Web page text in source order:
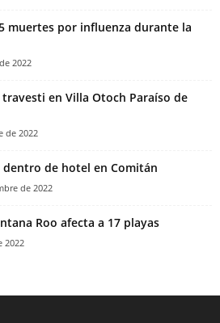
muertes por influenza durante la
2022
en Villa Otoch Paraíso de
de 2022
dentro de hotel en Comitán
de 2022
Roo afecta a 17 playas
2022